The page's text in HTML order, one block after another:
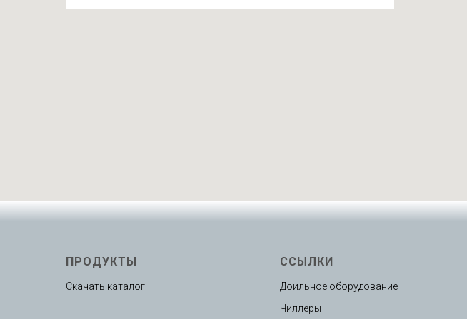
ПРОДУКТЫ
Скачать каталог
ССЫЛКИ
Доильное оборудование
Чиллеры